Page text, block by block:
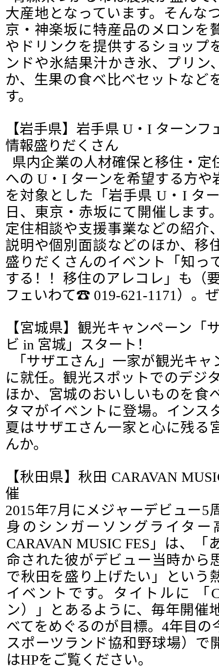
大産地となっています。そんな
京・神楽坂に特産品のメロンを
やドリンクを提供するショップ
ンドや氷結果汁かき氷、プリン
か、生果の食べ比べセットなど
す。
【岩手県】岩手県 U・I ターン
情報盛りだくさん
県内企業の人材確保と移住・定
への U・I ターンを希望する方や
を対象とした「岩手県 U・I タ
日、東京・赤坂にて開催します
定住相談や支援事業などの紹介
説明や個別面談などのほか、移
盛りだくさんのイベント「知っ
する！！移住のアレコレ」も（
フェいわて☎ 019-621-1171）。
【宮城県】観光キャンペーン「
ビ in 宮城」スタート！
「サザエさん」一家が観光キ
に就任。観光スポットでのデジ
ほか、宮城のおいしいものを食
タマがイベントに登場。インス
夏はサザエさん一家と心に残る
んか。
【秋田県】秋田 CARAVAN
催
2015年7月にメジャーデビュー5
身のシンガーソングライター
CARAVAN MUSIC FES」は、
命された彼がデビュー当時から
で秋田を盛り上げたい」という
イベントです。タイトルに 「
ン）」とあるように、毎年開催
べてをめぐるのが目標。4年目
スポーツランド協和野球場）で
はHPをご覧ください。